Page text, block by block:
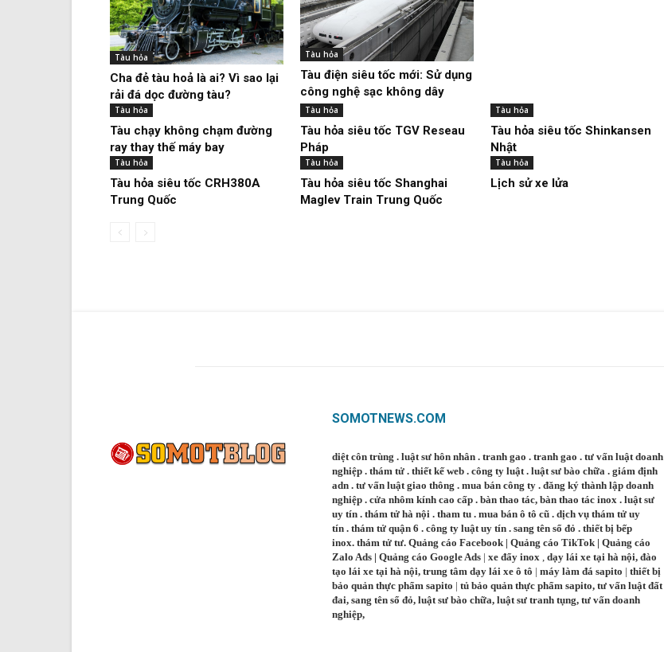
Tàu hỏa
Cha đẻ tàu hoả là ai? Vì sao lại
rải đá dọc đường tàu?
Tàu hỏa
Tàu điện siêu tốc mới: Sử dụng
công nghệ sạc không dây
Tàu hỏa
Tàu chạy không chạm đường
ray thay thế máy bay
Tàu hỏa
Tàu hỏa siêu tốc TGV Reseau
Pháp
Tàu hỏa
Tàu hỏa siêu tốc Shinkansen
Nhật
Tàu hỏa
Tàu hỏa siêu tốc CRH380A
Trung Quốc
Tàu hỏa
Tàu hỏa siêu tốc Shanghai
Maglev Train Trung Quốc
Tàu hỏa
Lịch sử xe lửa
SOMOTNEWS.COM
diệt côn trùng . luật sư hôn nhân . tranh gao . tranh gao . tư vấn luật doanh
nghiệp . thám tử . thiết kế web . công ty luật . luật sư bào chữa . giám định
adn . tư vấn luật giao thông . mua bán công ty . đăng ký thành lập doanh
nghiệp . cửa nhôm kính cao cấp . bàn thao tác, bàn thao tác inox . luật sư
uy tín . thám tử hà nội . tham tu . mua bán ô tô cũ . dịch vụ thám tử uy
tín . thám tử quận 6 . công ty luật uy tín . sang tên sổ đỏ . thiết bị bếp
inox. thám tử tư. Quảng cáo Facebook | Quảng cáo TikTok | Quảng cáo
Zalo Ads | Quảng cáo Google Ads | xe đẩy inox dạy lái xe tại hà nội, đào
tạo lái xe tại hà nội, trung tâm dạy lái xe ô tô | máy làm đá sapito | thiết bị
bảo quản thực phẩm sapito | tủ bảo quản thực phẩm sapito, tư vấn luật đất
đai, sang tên sổ đỏ, luật sư bào chữa, luật sư tranh tụng, tư vấn doanh
nghiệp,